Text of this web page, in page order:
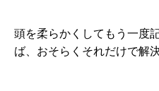
頭を柔らかくしてもう一度
ば、おそらくそれだけで解